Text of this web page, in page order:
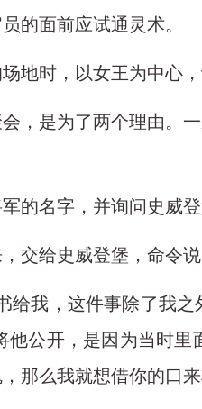
的面前应试通灵术。
地时，以女王为中心
，是为了两个理由。
的名字，并询问史威
交给史威登堡，命令
给我，这件事除了我
他公开，是因为当时
那么我就想借你的口